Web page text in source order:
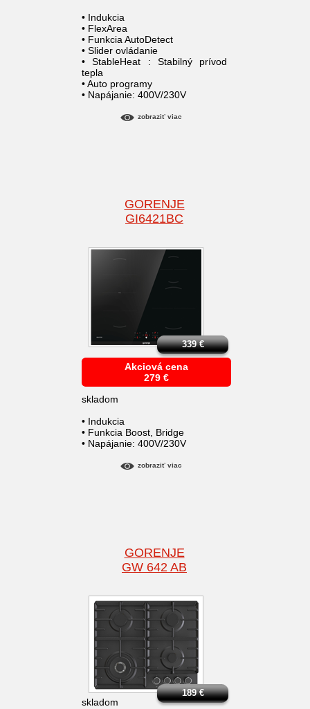
• Indukcia
• FlexArea
• Funkcia AutoDetect
• Slider ovládanie
• StableHeat : Stabilný prívod
tepla
• Auto programy
• Napájanie: 400V/230V
zobraziť viac
GORENJE
GI6421BC
Akciová cena
279 €
skladom
• Indukcia
• Funkcia Boost, Bridge
• Napájanie: 400V/230V
339€
zobraziť viac
GORENJE
GW 642 AB
skladom
189€